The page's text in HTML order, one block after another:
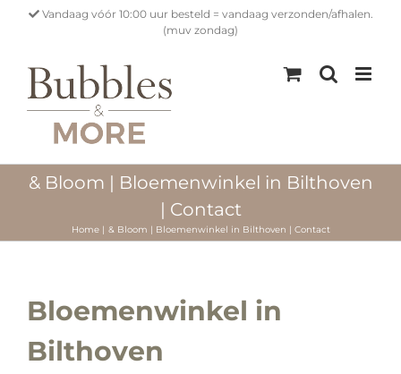
Vandaag vóór 10:00 uur besteld = vandaag verzonden/afhalen.
(muv zondag)
& Bloom | Bloemenwinkel in Bilthoven
| Contact
Home & Bloom | Bloemenwinkel in Bilthoven | Contact
Bloemenwinkel in
Bilthoven